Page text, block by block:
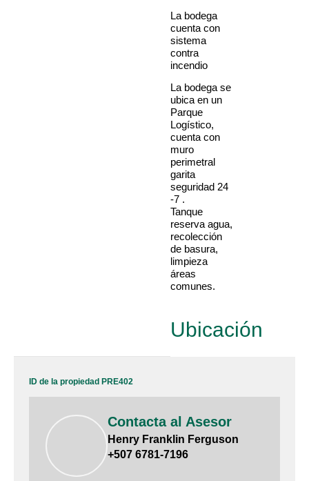
La bodega
cuenta con
sistema
contra
incendio
La bodega se
ubica en un
Parque
Logístico,
cuenta con
muro
perimetral
garita
seguridad 24
-7 .
Tanque
reserva agua,
recolección
de basura,
limpieza
áreas
comunes.
Ubicación
ID de la propiedad PRE402
Contacta al Asesor
Henry Franklin Ferguson
+507 6781-7196